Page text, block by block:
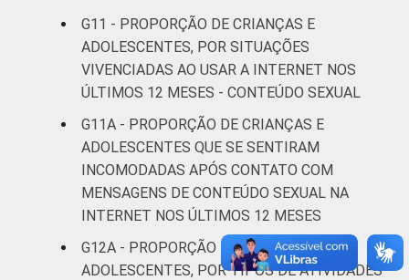
SOCIAL 2008
C
DE 8
CLASSE
SOCIAL 2015
AB
C 8
DE
Base: 19.510.697 usuários de Internet de 11
G11 - PROPORÇÃO DE CRIANÇAS E
ADOLESCENTES, POR SITUAÇÕES
VIVENCIADAS AO USAR A INTERNET NOS
ÚLTIMOS 12 MESES - CONTEÚDO SEXUAL
G11A - PROPORÇÃO DE CRIANÇAS E
ADOLESCENTES QUE SE SENTIRAM
INCOMODADAS APÓS CONTATO COM
MENSAGENS DE CONTEÚDO SEXUAL NA
INTERNET NOS ÚLTIMOS 12 MESES
G12A - PROPORÇÃO DE CRIANÇAS E
ADOLESCENTES, POR TIPOS DE ATIVIDADES